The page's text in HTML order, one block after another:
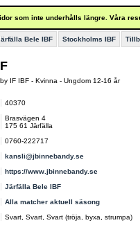
som inte underhålls längre. Våra
Bele IBF Stockholms IBF
IF IBF - Kvinna - Ungdom 12-16 år
40370
Brasvägen 4
175 61 Järfälla
0760-222717
kansli@jbinnebandy.se
https://www.jbinnebandy.se
Järfälla Bele IBF
Alla matcher aktuell säsong
Svart, Svart, Svart (tröja, byxa, strumpa)